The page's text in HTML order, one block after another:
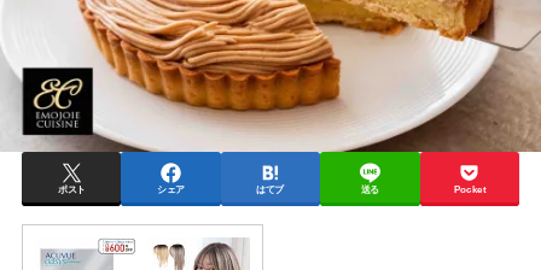
ポスト シェア はてブ 送る Pocket